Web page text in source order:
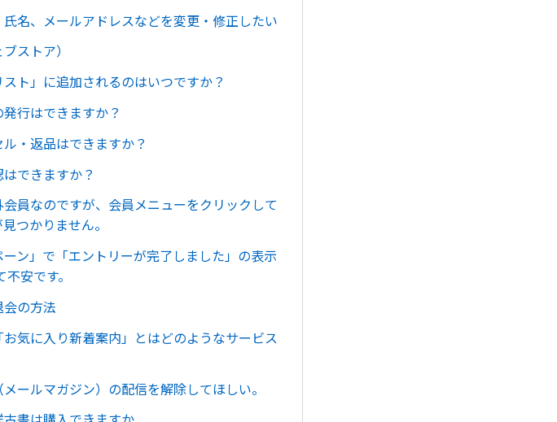
名、メールアドレスなどを変更・修正したい
ストア）
ト」に追加されるのはいつですか？
行はできますか？
・返品はできますか？
できますか？
員なのですが、会員メニューをクリックして
つかりません。
ン」で「エントリーが完了しました」の表示
安です。
の方法
気に入り新着案内」とはどのようなサービス
ールマガジン）の配信を解除してほしい。